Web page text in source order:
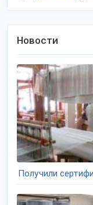
Новости
Получили